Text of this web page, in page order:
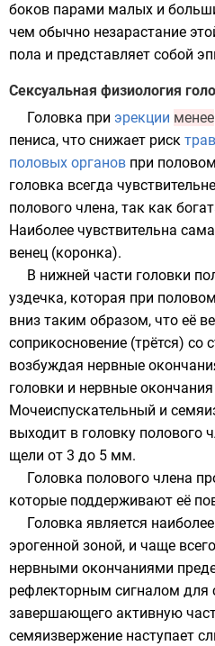
боков парами малых и
чем обычно незарастание
пола и представляет собой
Сексуальная физиология
Головка при эрекции менее
пениса, что снижает риск
половых органов при
головка всегда
полового члена, так как
Наиболее чувствительна
венец (коронка).
В нижней части головки
уздечка, которая при
вниз таким образом, что её
соприкосновение (трётся) со
возбуждая нервные
головки и нервные
Мочеиспускательный и
выходит в головку полового
щели от 3 до 5 мм.
Головка полового члена
которые поддерживают её
Головка является
эрогенной зоной, и чаще
нервными окончаниями
рефлекторным сигналом для
завершающего активную
семяизвержение наступает